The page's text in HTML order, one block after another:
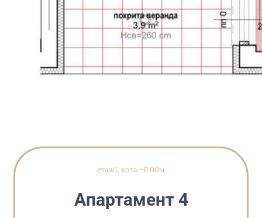
етаж1, кота +0.00м
Апартамент 4